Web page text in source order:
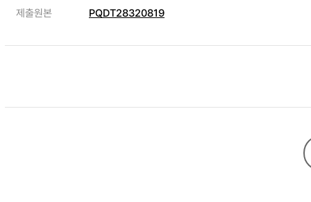
제출원본
PQDT28320819